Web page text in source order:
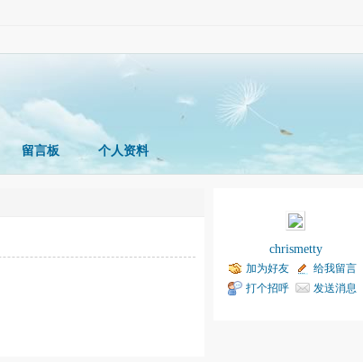
留言板 个人资料
chrismetty
加为好友
给我留言
打个招呼
发送消息